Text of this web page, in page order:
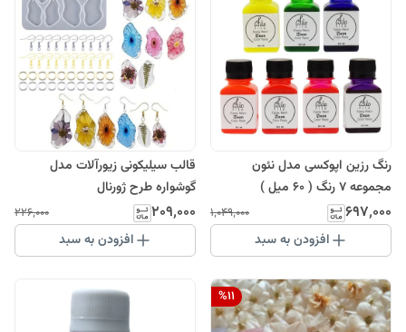
رنگ رزین اپوکسی مدل نئون
مجموعه 7 رنگ ( 60 میل )
۶۹۷٬۰۰۰ ۱٬۰۴۹٬۰۰۰
افزودن به سبد
قالب سیلیکونی زیورآلات مدل
گوشواره طرح ژورنال
۲۰۹٬۰۰۰ ۲۲۶٬۰۰۰
افزودن به سبد
%11